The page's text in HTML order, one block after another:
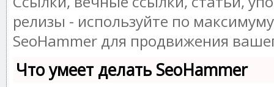
релизы - используйте по
SeoHammer для продвижения
Что умеет делать SeoHammer